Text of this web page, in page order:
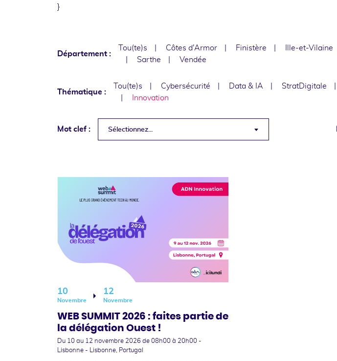
}
Département :
Tou(te)s Côtes d'Armor Finistère Ille-et-Vilaine
Sarthe
Vendée
Thématique :
Tou(te)s Cybersécurité Data & IA StratDigitale
Innovation
Mot clef : Sélectionnez...
10
Novembre
12
Novembre
WEB SUMMIT 2026 : faites partie de
la délégation Ouest !
Du 10 au 12 novembre 2026 de 08h00 à 20h00 -
Lisbonne - Lisbonne, Portugal